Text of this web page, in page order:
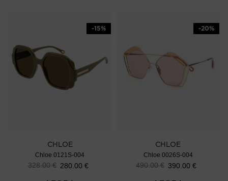
-15%
CHLOE
Chloe 0121S-004
328.00€ 280.00 €
-20%
CHLOE
Chloe 0026S-004
490.00€ 390.00€